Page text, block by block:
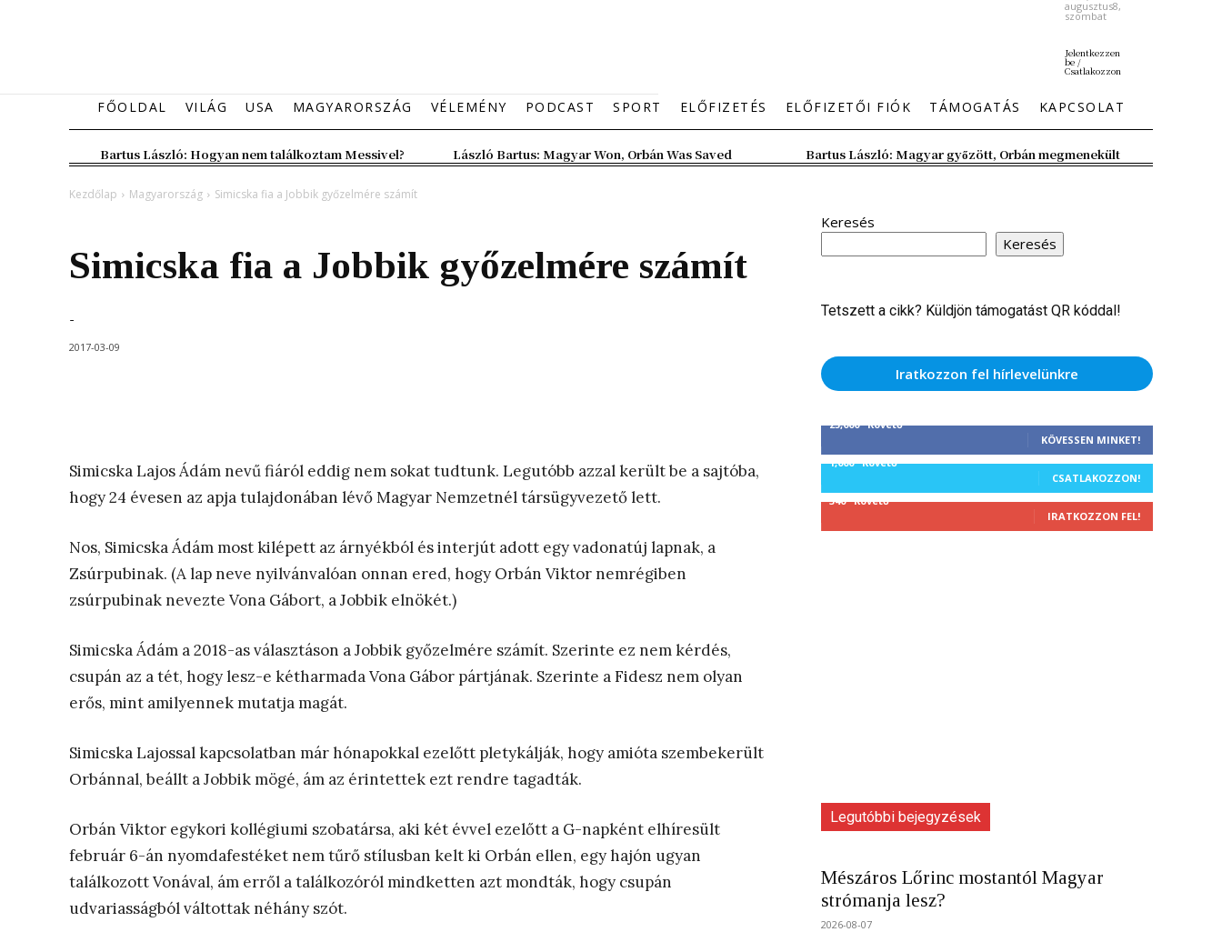
augusztus8,
szombat
Jelentkezzen
be /
Csatlakozzon
FŐOLDAL VILÁG USA MAGYARORSZÁG VÉLEMÉNY PODCAST SPORT ELŐFIZETÉS ELŐFIZETŐI FIÓK TÁMOGATÁS KAPCSOLAT
Bartus László: Hogyan nem találkoztam Messivel? László Bartus: Magyar Won, Orbán Was Saved Bartus László: Magyar győzött, Orbán megmenekült
Kezdőlap Magyarország Simicska fia a Jobbik győzelmére számít
Simicska fia a Jobbik győzelmére számít
-
2017-03-09
Simicska Lajos Ádám nevű fiáról eddig nem sokat tudtunk. Legutóbb azzal került be a sajtóba,
hogy 24 évesen az apja tulajdonában lévő Magyar Nemzetnél társügyvezető lett.
Nos, Simicska Ádám most kilépett az árnyékból és interjút adott egy vadonatúj lapnak, a
Zsúrpubinak. (A lap neve nyilvánvalóan onnan ered, hogy Orbán Viktor nemrégiben
zsúrpubinak nevezte Vona Gábort, a Jobbik elnökét.)
Simicska Ádám a 2018-as választáson a Jobbik győzelmére számít. Szerinte ez nem kérdés,
csupán az a tét, hogy lesz-e kétharmada Vona Gábor pártjának. Szerinte a Fidesz nem olyan
erős, mint amilyennek mutatja magát.
Simicska Lajossal kapcsolatban már hónapokkal ezelőtt pletykálják, hogy amióta szembekerült
Orbánnal, beállt a Jobbik mögé, ám az érintettek ezt rendre tagadták.
Orbán Viktor egykori kollégiumi szobatársa, aki két évvel ezelőtt a G-napként elhíresült
február 6-án nyomdafestéket nem tűrő stílusban kelt ki Orbán ellen, egy hajón ugyan
találkozott Vonával, ám erről a találkozóról mindketten azt mondták, hogy csupán
udvariasságból váltottak néhány szót.
Keresés
Keresés
Tetszett a cikk? Küldjön támogatást QR kóddal!
Iratkozzon fel hírlevelünkre
25,000 Követő
KÖVESSEN MINKET!
1,000 Követő
CSATLAKOZZON!
340 Követő
IRATKOZZON FEL!
Legutóbbi bejegyzések
Mészáros Lőrinc mostantól Magyar
strómanja lesz?
2026-08-07